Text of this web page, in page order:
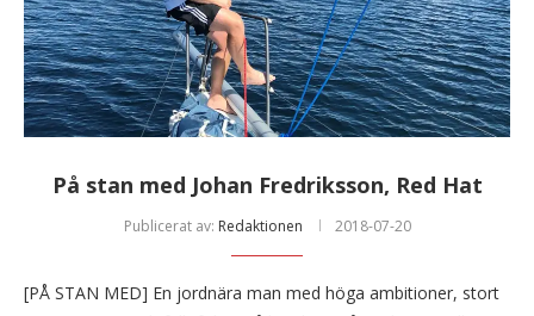
På stan med Johan Fredriksson, Red Hat
Publicerat av: Redaktionen 2018-07-20
[PÅ STAN MED] En jordnära man med höga ambitioner, stort